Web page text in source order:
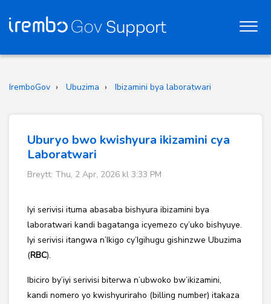
IremboGov Ubuzima Ibizamini bya laboratwari
Uburyo bwo kwishyura ikizamini cya
Laboratwari
Breytt: Thu, 2 Apr, 2026 kl 3:33 PM
Iyi serivisi ituma abasaba bishyura ibizamini bya
laboratwari kandi bagatanga icyemezo cy’uko bishyuye.
Iyi serivisi itangwa n’Ikigo cy’Igihugu gishinzwe Ubuzima
(RBC).
Ibiciro by’iyi serivisi biterwa n’ubwoko bw’ikizamini,
kandi nomero yo kwishyuriraho (billing number) itakaza